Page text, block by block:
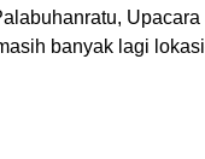
Upacara
banyak lagi